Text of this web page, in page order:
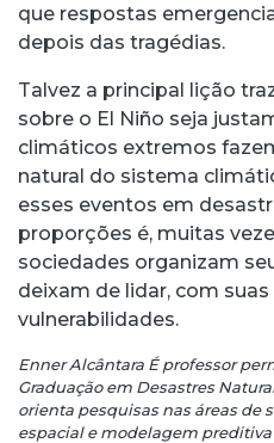
que respostas
depois das tragédias.
Talvez a principal lição
sobre o El Niño seja
climáticos extremos
natural do sistema
esses eventos em
proporções é, muitas
sociedades organizam
deixam de lidar, com
vulnerabilidades.
Enner Alcântara É professor
Graduação em Desastres
orienta pesquisas nas áreas de
espacial e modelagem